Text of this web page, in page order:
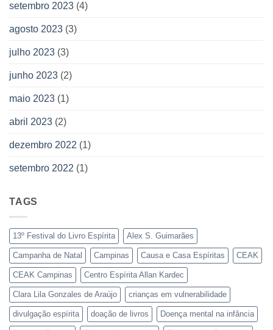
setembro 2023 (4)
agosto 2023 (3)
julho 2023 (3)
junho 2023 (2)
maio 2023 (1)
abril 2023 (2)
dezembro 2022 (1)
setembro 2022 (1)
TAGS
13º Festival do Livro Espírita Alex S. Guimarães
Campanha de Natal Campinas Causa e Casa Espíritas CEAK
CEAK Campinas Centro Espírita Allan Kardec
Clara Lila Gonzales de Araújo crianças em vulnerabilidade
divulgação espírita doação de livros Doença mental na infância